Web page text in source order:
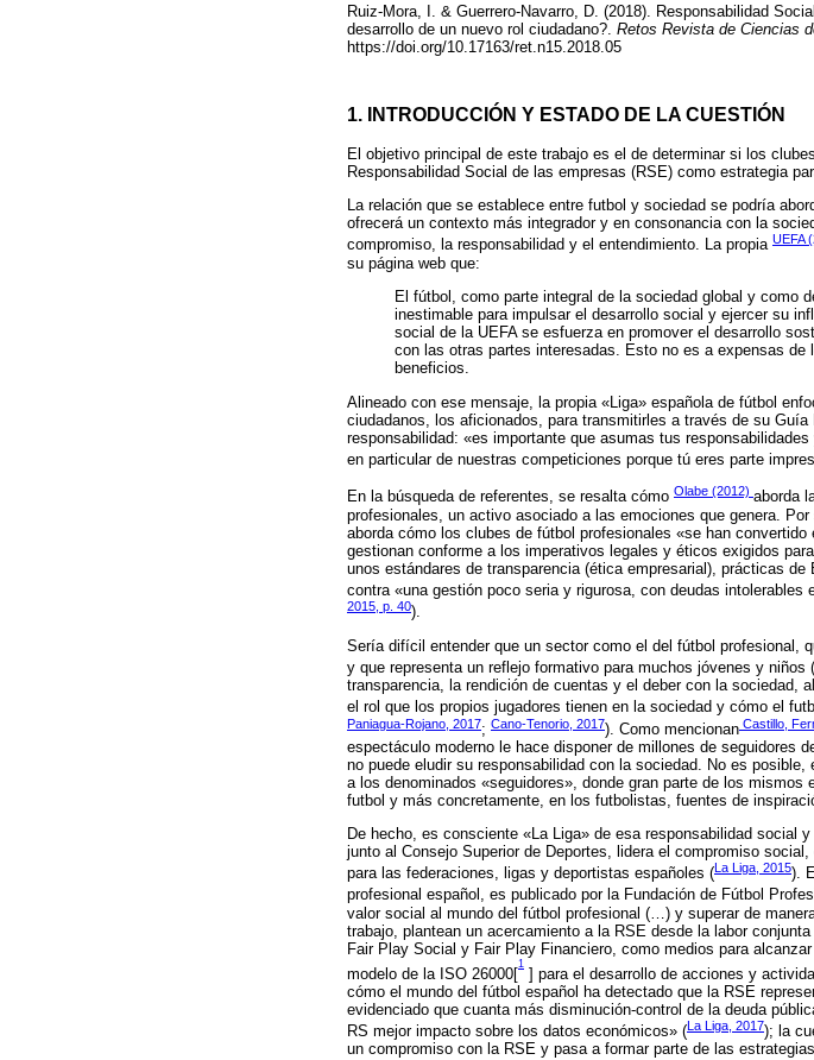
Ruiz-Mora, I. & Guerrero-Navarro, D. (2018). Responsabilidad
desarrollo de un nuevo rol ciudadano?. Retos Revista de Ciencias
https://doi.org/10.17163/ret.n15.2018.05
1. INTRODUCCIÓN Y ESTADO DE LA CUESTIÓN
El objetivo principal de este trabajo es el de determinar si los
Responsabilidad Social de las empresas (RSE) como estrategia
La relación que se establece entre futbol y sociedad se podría
ofrecerá un contexto más integrador y en consonancia con la
compromiso, la responsabilidad y el entendimiento. La propia UEFA
su página web que:
El fútbol, como parte integral de la sociedad global y como
inestimable para impulsar el desarrollo social y ejercer su
social de la UEFA se esfuerza en promover el desarrollo
con las otras partes interesadas. Esto no es a expensas
beneficios.
Alineado con ese mensaje, la propia «Liga» española de fútbol
ciudadanos, los aficionados, para transmitirles a través de su
responsabilidad: «es importante que asumas tus
en particular de nuestras competiciones porque tú eres parte
En la búsqueda de referentes, se resalta cómo Olabe (2012) aborda
profesionales, un activo asociado a las emociones que genera.
aborda cómo los clubes de fútbol profesionales «se han
gestionan conforme a los imperativos legales y éticos exigidos
unos estándares de transparencia (ética empresarial), prácticas
contra «una gestión poco seria y rigurosa, con deudas intolerables
2015, p. 40).
Sería difícil entender que un sector como el del fútbol profesional,
y que representa un reflejo formativo para muchos jóvenes y niños (
transparencia, la rendición de cuentas y el deber con la sociedad,
el rol que los propios jugadores tienen en la sociedad y cómo el
Paniagua-Rojano, 2017; Cano-Tenorio, 2017). Como mencionan Castillo,
espectáculo moderno le hace disponer de millones de seguidores
no puede eludir su responsabilidad con la sociedad. No es
a los denominados «seguidores», donde gran parte de los
futbol y más concretamente, en los futbolistas, fuentes de
De hecho, es consciente «La Liga» de esa responsabilidad social
junto al Consejo Superior de Deportes, lidera el compromiso
para las federaciones, ligas y deportistas españoles (La Liga, 2015).
profesional español, es publicado por la Fundación de Fútbol
valor social al mundo del fútbol profesional (…) y superar de
trabajo, plantean un acercamiento a la RSE desde la labor
Fair Play Social y Fair Play Financiero, como medios para
modelo de la ISO 26000[
1
] para el desarrollo de acciones y
cómo el mundo del fútbol español ha detectado que la RSE
evidenciado que cuanta más disminución-control de la deuda
RS mejor impacto sobre los datos económicos» (La Liga, 2017); la
un compromiso con la RSE y pasa a formar parte de las